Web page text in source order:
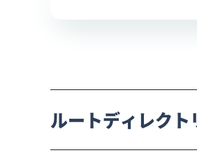
ルートディレク